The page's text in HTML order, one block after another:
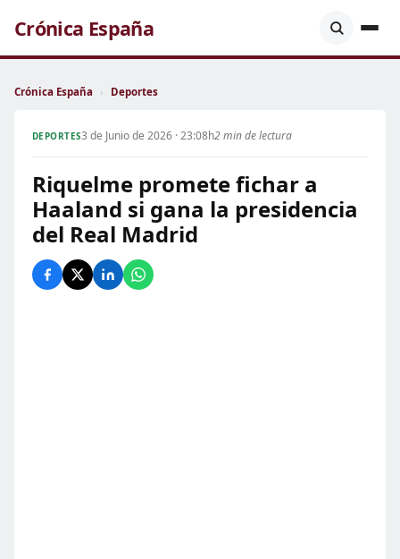
Crónica España
Crónica España › Deportes
DEPORTES3 de Junio de 2026 · 23:08h2 min de lectura
Riquelme promete fichar a
Haaland si gana la presidencia
del Real Madrid